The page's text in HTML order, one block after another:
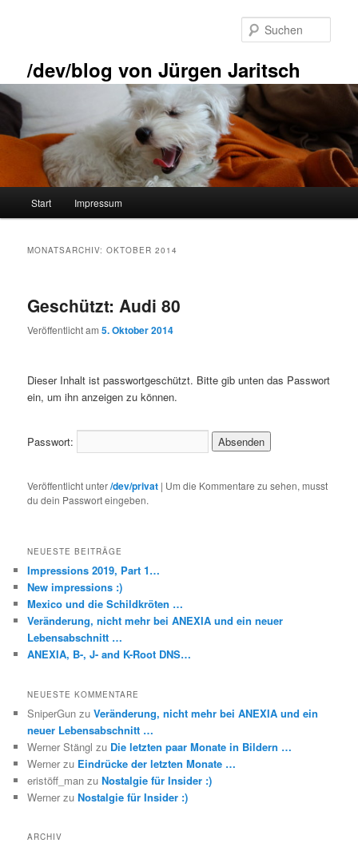
/dev/blog von Jürgen Jaritsch
Start Impressum
MONATSARCHIV:OKTOBER 2014
Geschützt: Audi 80
Veröffentlicht am5. Oktober 2014
Dieser Inhalt ist passwortgeschützt. Bitte gib unten das Passwort
ein, um ihn anzeigen zu können.
Passwort:
Veröffentlicht unter/dev/privat | Um die Kommentare zu sehen, musst
du dein Passwort eingeben.
NEUESTE BEITRÄGE
Impressions 2019, Part 1…
New impressions :)
Mexico und die Schildkröten …
Veränderung, nicht mehr bei ANEXIA und ein neuer
Lebensabschnitt …
ANEXIA, B-, J- and K-Root DNS…
NEUESTE KOMMENTARE
SniperGun zuVeränderung, nicht mehr bei ANEXIA und ein
neuer Lebensabschnitt …
Werner Stängl zu Die letzten paar Monate in Bildern …
Werner zu Eindrücke der letzten Monate …
eristöff_man zuNostalgie für Insider :)
Werner zuNostalgie für Insider :)
ARCHIV